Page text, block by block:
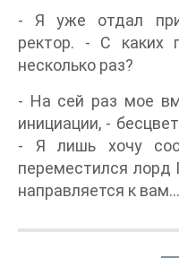
- Я уже отдал
ректор. - С каких
несколько раз?
- На сей раз мое
инициации, -
- Я лишь хочу
переместился лорд
направляется к вам…